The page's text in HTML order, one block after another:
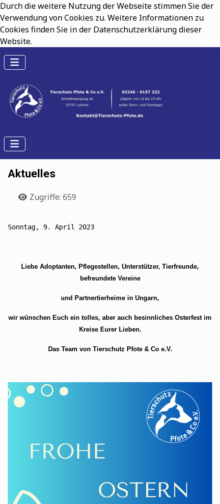
Durch die weitere Nutzung der Webseite stimmen Sie der
Verwendung von Cookies zu. Weitere Informationen zu
Cookies finden Sie in der Datenschutzerklärung dieser
Website.
Aktuelles
Details
Zugriffe: 659
Sonntag, 9. April 2023
Liebe Adoptanten, Pflegestellen, Unterstützer, Tierfreunde,
befreundete Vereine
und Partnertierheime in Ungarn,
wir wünschen Euch ein tolles, aber auch besinnliches Osterfest im
Kreise Eurer Lieben.
Das Team von Tierschutz Pfote & Co e.V.